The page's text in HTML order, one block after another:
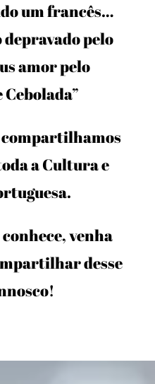
um francês…
depravado pelo
amor pelo
compartilhamos
a Cultura e
venha
desse